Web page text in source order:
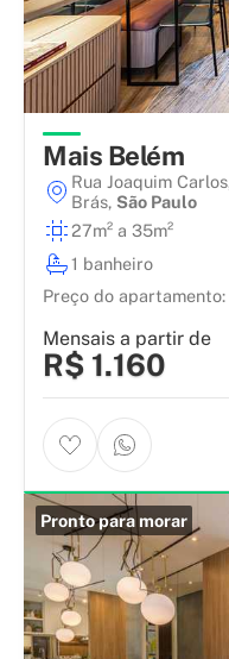
Mais Belém
Rua Joaquim
Brás, São Paulo
27m² a 35m²
1 banheiro
Preço do apartamento:
Mensais a partir de
R$ 1.160
Pronto para morar